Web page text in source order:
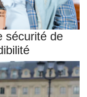
sécurité de